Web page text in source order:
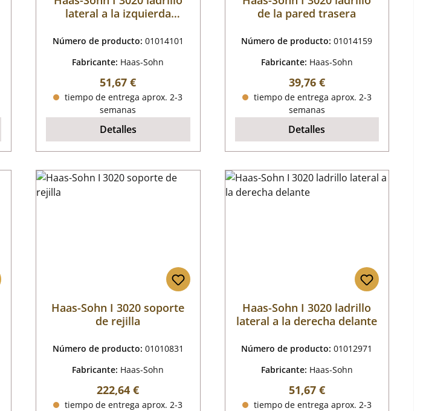
lateral a la izquierda
Número de producto: 01014101
Fabricante: Haas-Sohn
Precio normal:
51,67 €
tiempo de entrega aprox. 2-3
semanas
Detalles
de la pared trasera
Número de producto:01014159
Fabricante: Haas-Sohn
Precio normal:
39,76 €
tiempo de entrega aprox. 2-3
semanas
Detalles
Haas-Sohn I 3020 soporte
de rejilla
Número de producto: 01010831
Fabricante: Haas-Sohn
Precio normal:
222,64 €
tiempo de entrega aprox. 2-3
Haas-Sohn I 3020 ladrillo
lateral a la derecha delante
Número de producto:01012971
Fabricante: Haas-Sohn
Precio normal:
51,67 €
tiempo de entrega aprox. 2-3